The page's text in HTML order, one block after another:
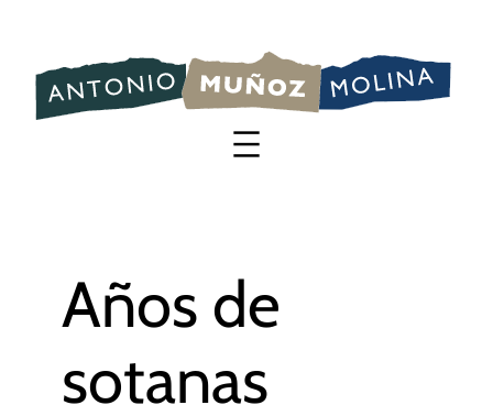
contenido
Años de
sotanas